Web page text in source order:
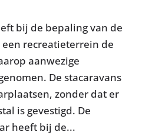
bij de bepaling van de
een recreatieterrein de
aanwezige
De stacaravans
zonder dat er
is gevestigd. De
heeft bij de...